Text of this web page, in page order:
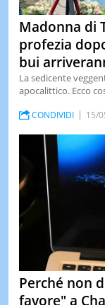
Madonna di
profezia
bui
La sedicente
apocalittico. Ecco
CONDIVIDI 15/
Perché non
favore" a